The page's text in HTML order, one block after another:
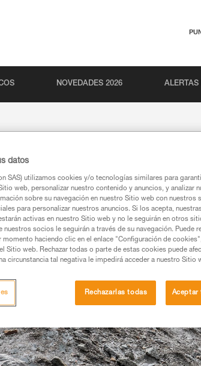
NOVEDADES 2026 ALERTAS
datos
SAS) utilizamos cookies y/o tecnologías similares para
web, personalizar nuestro contenido y anuncios, y analizar
sobre su navegación en nuestro Sitio web con nuestros
para personalizar nuestros anuncios. Si los acepta,
activas en nuestro Sitio web y no le seguirán en otros
socios le seguirán a través de su navegación. Puede
momento haciendo clic en el enlace "Configuración de
Sitio web. Rechazar todas o parte de estas cookies puede
circunstancia tal negativa le impedirá acceder a nuestro Sitio
Rechazarlas todas Aceptar